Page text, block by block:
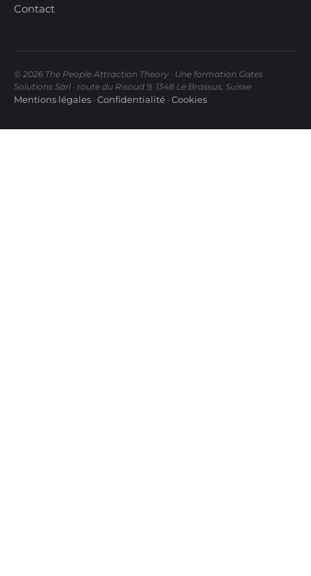
Contact
© 2026 The People Attraction Theory · Une formation Gates
Solutions Sàrl · route du Risoud 9, 1348 Le Brassus, Suisse
Mentions légales · Confidentialité · Cookies